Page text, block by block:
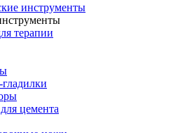
инструменты
терапии
цемента